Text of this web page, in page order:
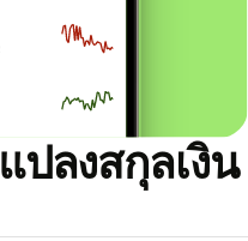
ลงสกุลเงิน